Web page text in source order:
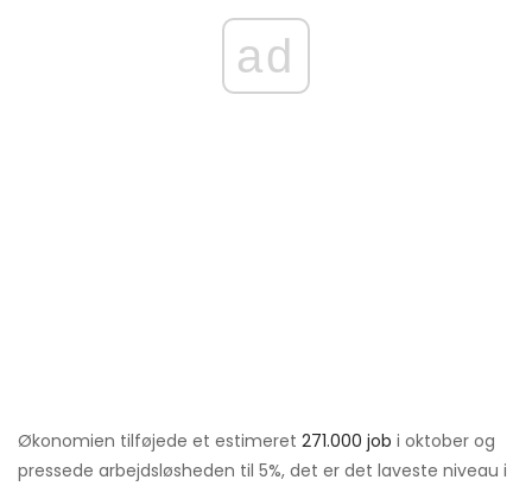
ad
Økonomien tilføjede et estimeret 271.000 job i oktober og
pressede arbejdsløsheden til 5%, det er det laveste niveau i